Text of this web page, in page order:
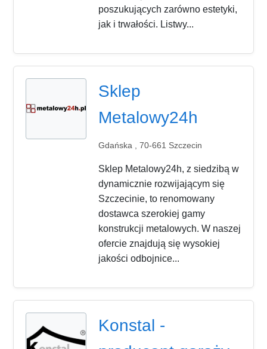
poszukujących zarówno estetyki,
jak i trwałości. Listwy...
Sklep
Metalowy24h
Gdańska , 70-661 Szczecin
Sklep Metalowy24h, z siedzibą w
dynamicznie rozwijającym się
Szczecinie, to renomowany
dostawca szerokiej gamy
konstrukcji metalowych. W naszej
ofercie znajdują się wysokiej
jakości odbojnice...
Konstal -